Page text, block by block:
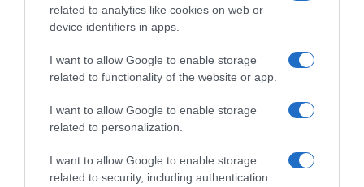
related to analytics like cookies on web or
device identifiers in apps.
I want to allow Google to enable storage
related to functionality of the website or app.
I want to allow Google to enable storage
related to personalization.
I want to allow Google to enable storage
related to security, including authentication